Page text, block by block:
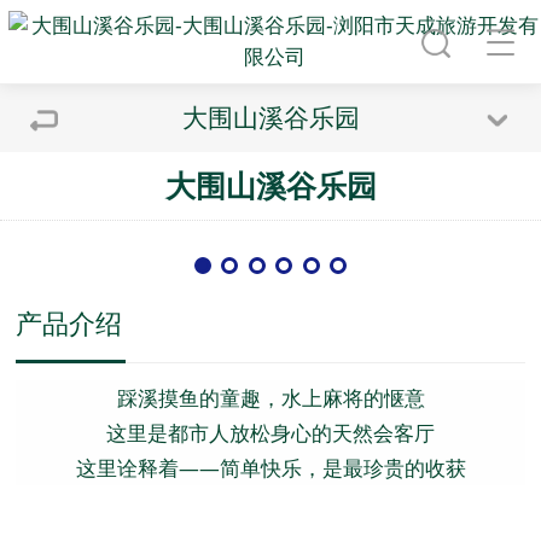
大围山溪谷乐园
大围山溪谷乐园
产品介绍
踩溪摸鱼的童趣，水上麻将的惬意
这里是都市人放松身心的天然会客厅
这里诠释着——简单快乐，是最珍贵的收获